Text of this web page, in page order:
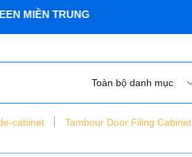
TRUNG
Toàn bộ danh mục
cabinet Tambour Door Filing Cabinet